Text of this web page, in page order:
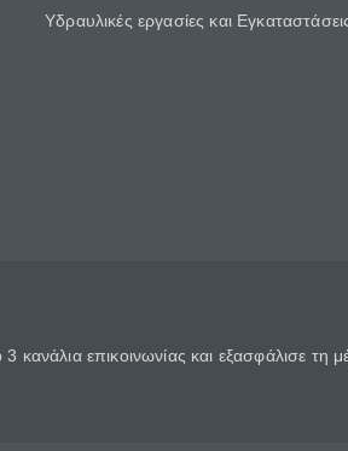
Υδραυλικές εργασίες και
επικοινωνίας και εξασφάλισε τη